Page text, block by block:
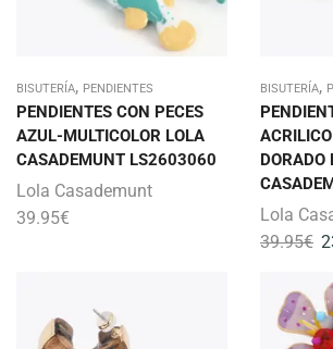
BISUTERÍA, PENDIENTES
PENDIENTES CON PECES
AZUL-MULTICOLOR LOLA
CASADEMUNT LS2603060
Lola Casademunt
39.95€
BISUTERÍA,
DORADO
Lola
39.95€